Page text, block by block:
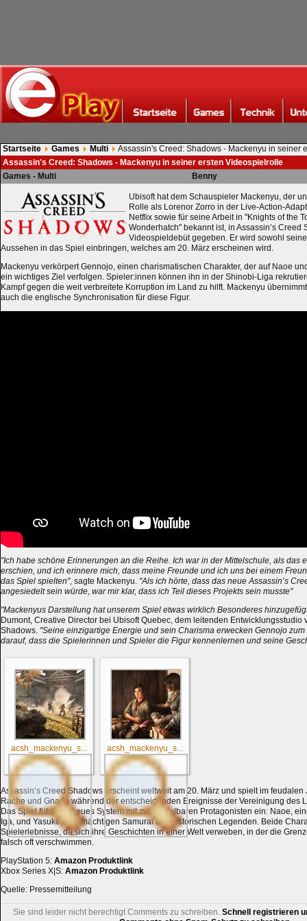
Startseite Games Multi
Assassin's Creed: Shadows - Mackenyu in seiner
Assassin's Creed: Shadows - Mackenyu in seiner ersten Videospielrolle
Games - Multi
Benny
Ubisoft hat dem Schauspieler Mackenyu, der
Rolle als Lorenor Zorro in der Live-Action-
Netflix sowie für seine Arbeit in "Knights of the
Wonderhatch" bekannt ist, in Assassin’s Creed
Videospieldebüt gegeben. Er wird sowohl
Aussehen in das Spiel einbringen, welches am 20. März erscheinen wird.
Mackenyu verkörpert Gennojo, einen charismatischen Charakter, der auf Naoe
ein wichtiges Ziel verfolgen. Spieler:innen können ihn in der Shinobi-Liga
Kampf gegen die weit verbreitete Korruption im Land zu hilft. Mackenyu
auch die englische Synchronisation für diese Figur.
"Ich habe schöne Erinnerungen an die Reihe. Ich war in der Mittelschule, als das
erschien, und ich erinnere mich, dass meine Freunde und ich uns bei einem
das Spiel spielten", sagte Mackenyu. "Als ich hörte, dass das neue Assassin’s
angesiedelt sein würde, war mir klar, dass ich Teil dieses Projekts sein musste"
"Mackenyus Darstellung hat unserem Spiel etwas wirklich Besonderes
Dumont, Creative Director bei Ubisoft Quebec, dem leitenden Entwicklungsstudio
Shadows. "Seine einzigartige Energie und sein Charisma erwecken Gennojo
darauf, dass die Spielerinnen und Spieler die Figur kennenlernen und seine
acsh_mackenyu_s... acsh_mackenyu_s...
Assassin’s Creed Shadows erscheint weltweit am 20. März und spielt im
Rache und Gnade während der entscheidenden Ereignisse der Vereinigung des
Das Spiel führt ein neues System mit zwei spielbaren Protagonisten ein: Naoe,
Iga, und Yasuke, den mächtigen Samurai aus historischen Legenden. Beide
Spielerlebnisse, da sich ihre Geschichten in einer Welt verweben, in der die
falsch oft verschwimmen.
PlayStation 5: Amazon Produktlink
Xbox Series X|S: Amazon Produktlink
Quelle: Pressemitteilung
Sie sind leider nicht berechtigt Comments zu schreiben. Schnell registrieren